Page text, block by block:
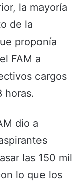
la mayoría
de la
proponía
FAM a
cargos
horas.
dio a
las 150 mil
lo que los